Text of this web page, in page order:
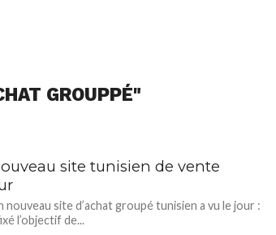
GROUPPÉ"
site tunisien de vente
nouveau site d’achat groupé tunisien a vu le jour :
l’objectif de...